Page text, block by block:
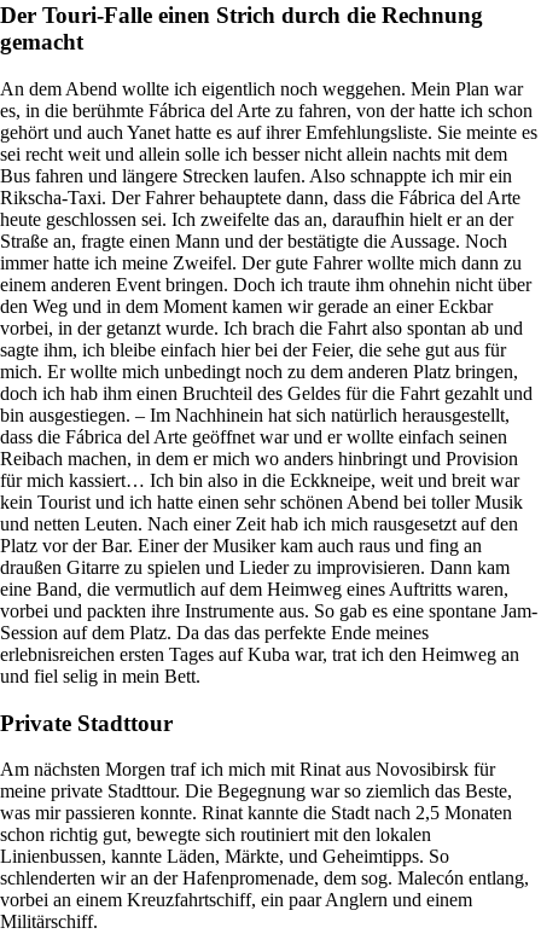
Der Touri-Falle einen Strich durch die Rechnung
gemacht
An dem Abend wollte ich eigentlich noch weggehen. Mein Plan war
es, in die berühmte Fábrica del Arte zu fahren, von der hatte ich schon
gehört und auch Yanet hatte es auf ihrer Emfehlungsliste. Sie meinte es
sei recht weit und allein solle ich besser nicht allein nachts mit dem
Bus fahren und längere Strecken laufen. Also schnappte ich mir ein
Rikscha-Taxi. Der Fahrer behauptete dann, dass die Fábrica del Arte
heute geschlossen sei. Ich zweifelte das an, daraufhin hielt er an der
Straße an, fragte einen Mann und der bestätigte die Aussage. Noch
immer hatte ich meine Zweifel. Der gute Fahrer wollte mich dann zu
einem anderen Event bringen. Doch ich traute ihm ohnehin nicht über
den Weg und in dem Moment kamen wir gerade an einer Eckbar
vorbei, in der getanzt wurde. Ich brach die Fahrt also spontan ab und
sagte ihm, ich bleibe einfach hier bei der Feier, die sehe gut aus für
mich. Er wollte mich unbedingt noch zu dem anderen Platz bringen,
doch ich hab ihm einen Bruchteil des Geldes für die Fahrt gezahlt und
bin ausgestiegen. – Im Nachhinein hat sich natürlich herausgestellt,
dass die Fábrica del Arte geöffnet war und er wollte einfach seinen
Reibach machen, in dem er mich wo anders hinbringt und Provision
für mich kassiert… Ich bin also in die Eckkneipe, weit und breit war
kein Tourist und ich hatte einen sehr schönen Abend bei toller Musik
und netten Leuten. Nach einer Zeit hab ich mich rausgesetzt auf den
Platz vor der Bar. Einer der Musiker kam auch raus und fing an
draußen Gitarre zu spielen und Lieder zu improvisieren. Dann kam
eine Band, die vermutlich auf dem Heimweg eines Auftritts waren,
vorbei und packten ihre Instrumente aus. So gab es eine spontane Jam-
Session auf dem Platz. Da das das perfekte Ende meines
erlebnisreichen ersten Tages auf Kuba war, trat ich den Heimweg an
und fiel selig in mein Bett.
Private Stadttour
Am nächsten Morgen traf ich mich mit Rinat aus Novosibirsk für
meine private Stadttour. Die Begegnung war so ziemlich das Beste,
was mir passieren konnte. Rinat kannte die Stadt nach 2,5 Monaten
schon richtig gut, bewegte sich routiniert mit den lokalen
Linienbussen, kannte Läden, Märkte, und Geheimtipps. So
schlenderten wir an der Hafenpromenade, dem sog. Malecón entlang,
vorbei an einem Kreuzfahrtschiff, ein paar Anglern und einem
Militärschiff.